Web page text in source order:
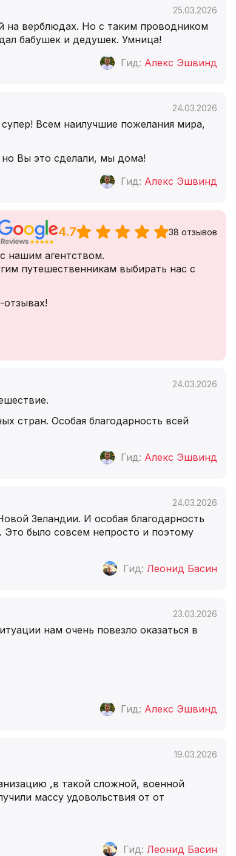
25.03.2026
на верблюдах. Но с таким проводником
бабушек и дедушек. Умница!
Гид: Алекс Эшвинд
24.03.2026
Всем наилучшие пожелания мира,
Вы это сделали, мы дома!
Гид: Алекс Эшвинд
4.7 38 отзывов
нашим агентством.
путешественникам выбирать нас с
отзывах!
24.03.2026
стран. Особая благодарность всей
Гид: Алекс Эшвинд
24.03.2026
Зеландии. И особая благодарность
Это было совсем непросто и поэтому
Гид: Леонид Басин
23.03.2026
нам очень повезло оказаться в
Гид: Алекс Эшвинд
19.03.2026
,в такой сложной, военной
массу удовольствия от от
Гид: Леонид Басин